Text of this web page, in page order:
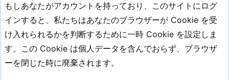
もしあなたがアカウントを持っており、このサイトにログ
インすると、私たちはあなたのブラウザーが Cookie を受
け入れられるかを判断するために一時 Cookie を設定しま
す。この Cookie は個人データを含んでおらず、ブラウザ
ーを閉じた時に廃棄されます。